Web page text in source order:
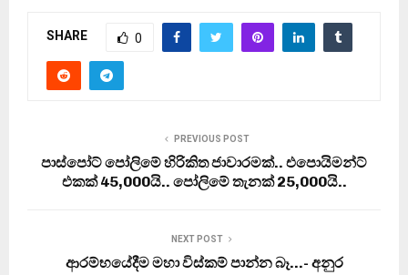
SHARE 0
PREVIOUS POST
පාස්පෝට් පෝලිමේ හිරිකිත ජාවාරමක්.. එපොයිමන්ට්
එකක් 45,000යි.. පෝලිමේ තැනක් 25,000යි..
NEXT POST
ආරම්භයේදීම මහා විස්කම් පාන්න බෑ…- අනුර